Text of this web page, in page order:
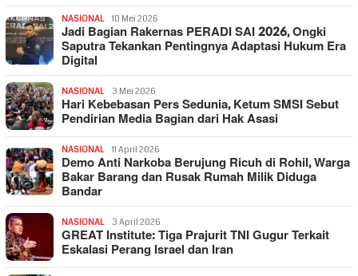
NASIONAL 10 Mei 2026
Jadi Bagian Rakernas PERADI SAI 2026, Ongki
Saputra Tekankan Pentingnya Adaptasi Hukum Era
Digital
NASIONAL 3 Mei 2026
Hari Kebebasan Pers Sedunia, Ketum SMSI Sebut
Pendirian Media Bagian dari Hak Asasi
NASIONAL 11 April 2026
Demo Anti Narkoba Berujung Ricuh di Rohil, Warga
Bakar Barang dan Rusak Rumah Milik Diduga
Bandar
NASIONAL 3 April 2026
GREAT Institute: Tiga Prajurit TNI Gugur Terkait
Eskalasi Perang Israel dan Iran